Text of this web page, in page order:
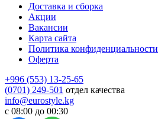
Доставка и сборка
Акции
Вакансии
Карта сайта
Политика конфиденциальности
Оферта
+996 (553) 13-25-65
(0701) 249-501 отдел качества
info@eurostyle.kg
с 08:00 до 00:30